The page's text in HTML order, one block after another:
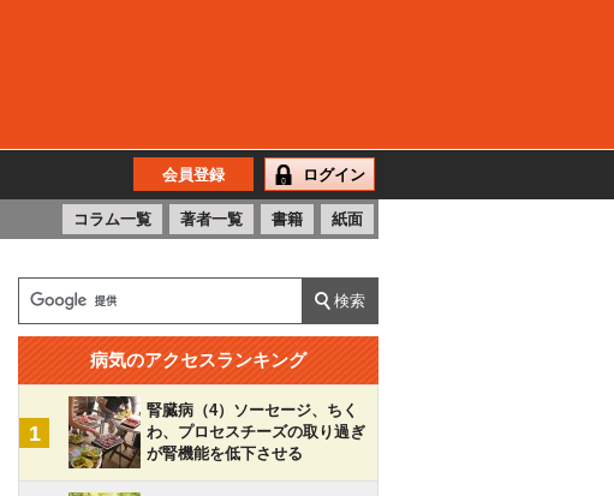
会員登録 ログイン
コラム一覧 著者一覧 書籍 紙面
病気のアクセスランキング
1
腎臓病（4）ソーセージ、ちく
わ、プロセスチーズの取り過ぎ
が腎機能を低下させる